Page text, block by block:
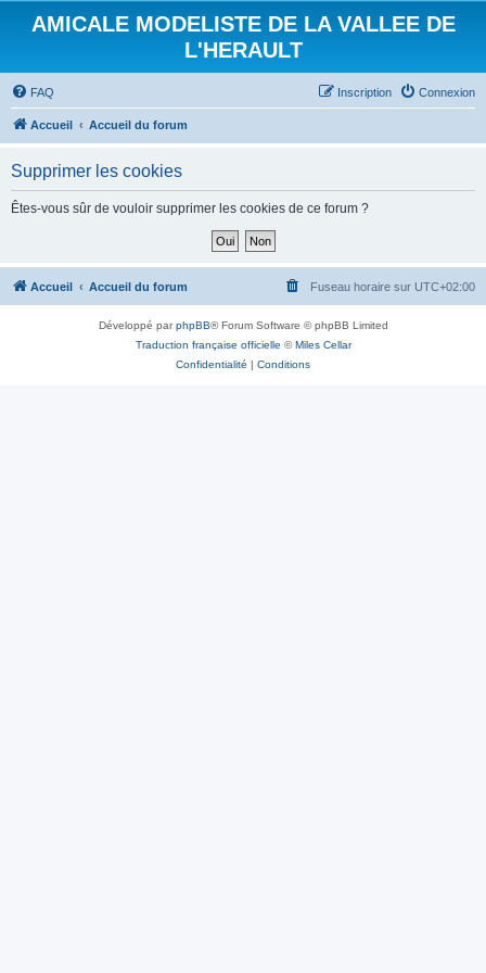
AMICALE MODELISTE DE LA VALLEE DE
L'HERAULT
FAQ Connexion
Inscription
Accueil Accueil du forum
Supprimer les cookies
Êtes-vous sûr de vouloir supprimer les cookies de ce forum ?
Accueil Accueil du forum Fuseau horaire sur UTC+02:00
Développé parphpBB® Forum Software © phpBB Limited
Traduction française officielle ©Miles Cellar
Confidentialité | Conditions